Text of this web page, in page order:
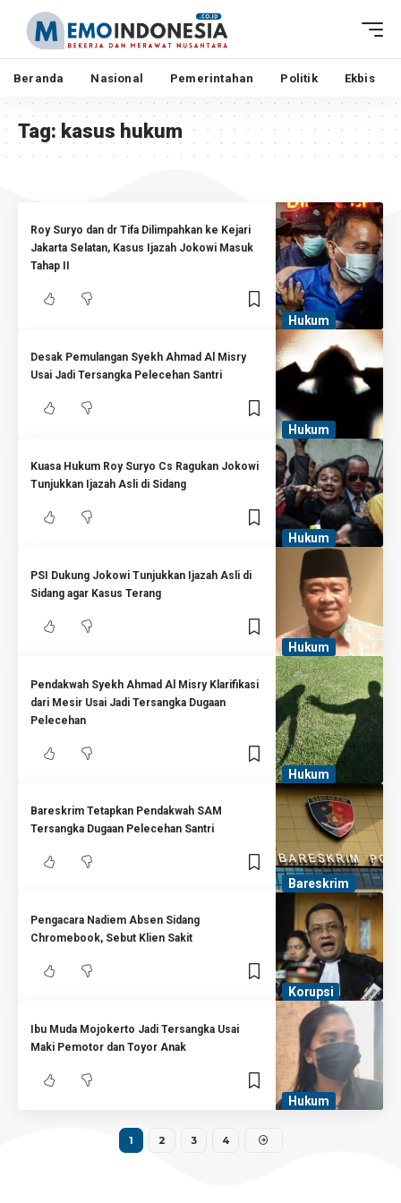
Beranda Nasional Pemerintahan Politik Ekbis
Tag:kasus hukum
Hukum
Roy Suryo dan dr Tifa Dilimpahkan ke Kejari
Jakarta Selatan, Kasus Ijazah Jokowi Masuk
Tahap II
Hukum
Desak Pemulangan Syekh Ahmad Al Misry
Usai Jadi Tersangka Pelecehan Santri
Hukum
Kuasa Hukum Roy Suryo Cs Ragukan Jokowi
Tunjukkan Ijazah Asli di Sidang
Hukum
PSI Dukung Jokowi Tunjukkan Ijazah Asli di
Sidang agar Kasus Terang
Hukum
Pendakwah Syekh Ahmad Al Misry Klarifikasi
dari Mesir Usai Jadi Tersangka Dugaan
Pelecehan
Bareskrim
Bareskrim Tetapkan Pendakwah SAM
Tersangka Dugaan Pelecehan Santri
Korupsi
Pengacara Nadiem Absen Sidang
Chromebook, Sebut Klien Sakit
Hukum
Ibu Muda Mojokerto Jadi Tersangka Usai
Maki Pemotor dan Toyor Anak
1 2 3 4